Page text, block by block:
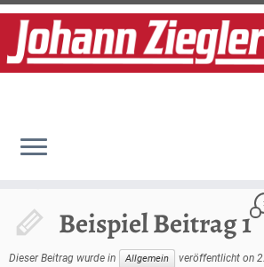
Soziale Links
Beispiel Beitrag 1
Dieser Beitrag wurde in Allgemein veröffentlicht on